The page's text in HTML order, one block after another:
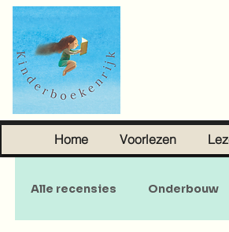
Home Voorlezen
Alle recensies Onderbouw